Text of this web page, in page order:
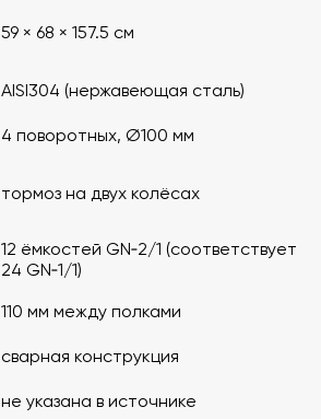
59 × 68 × 157.5 см
AISI304 (нержавеющая сталь)
4 поворотных, Ø100 мм
тормоз на двух колёсах
12 ёмкостей GN‑2/1 (соответствует
24 GN‑1/1)
110 мм между полками
сварная конструкция
не указана в источнике